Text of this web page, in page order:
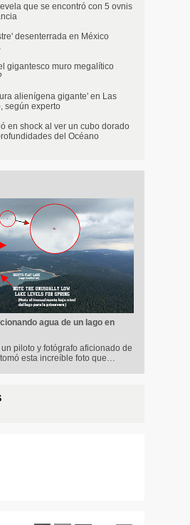
que se encontró con 5 ovnis
desenterrada en México
gigantesco muro megalítico
alienígena gigante' en Las
según experto
en shock al ver un cubo dorado
del Océano
agua de un lago en
piloto y fotógrafo aficionado de
esta increíble foto que…